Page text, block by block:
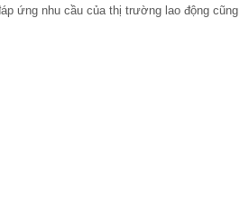
ứng nhu cầu của thị trường lao động cũng